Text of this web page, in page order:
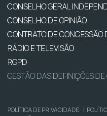
CONSELHO GERAL
CONSELHO DE OPINIÃO
CONTRATO DE CONCESSÃO
RÁDIO E TELEVISÃO
RGPD
GESTÃO DAS DEFINIÇÕES DE
POLÍTICA DE PRIVACIDADE |